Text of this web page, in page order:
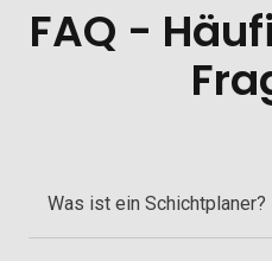
FAQ -
Was ist ein Schichtplaner?